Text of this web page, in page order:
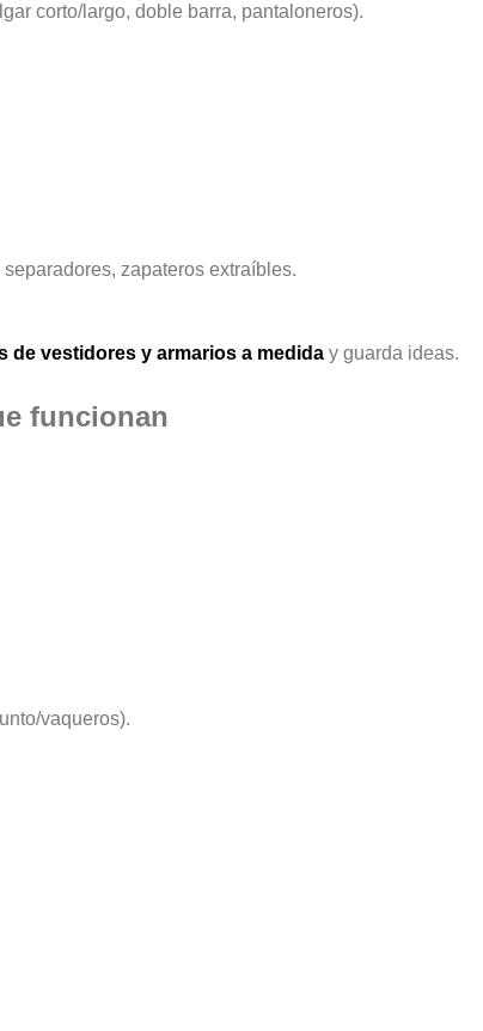
corto/largo, doble barra, pantaloneros).
zapateros extraíbles.
de vestidores y armarios a medida y guarda ideas.
funcionan
vaqueros).